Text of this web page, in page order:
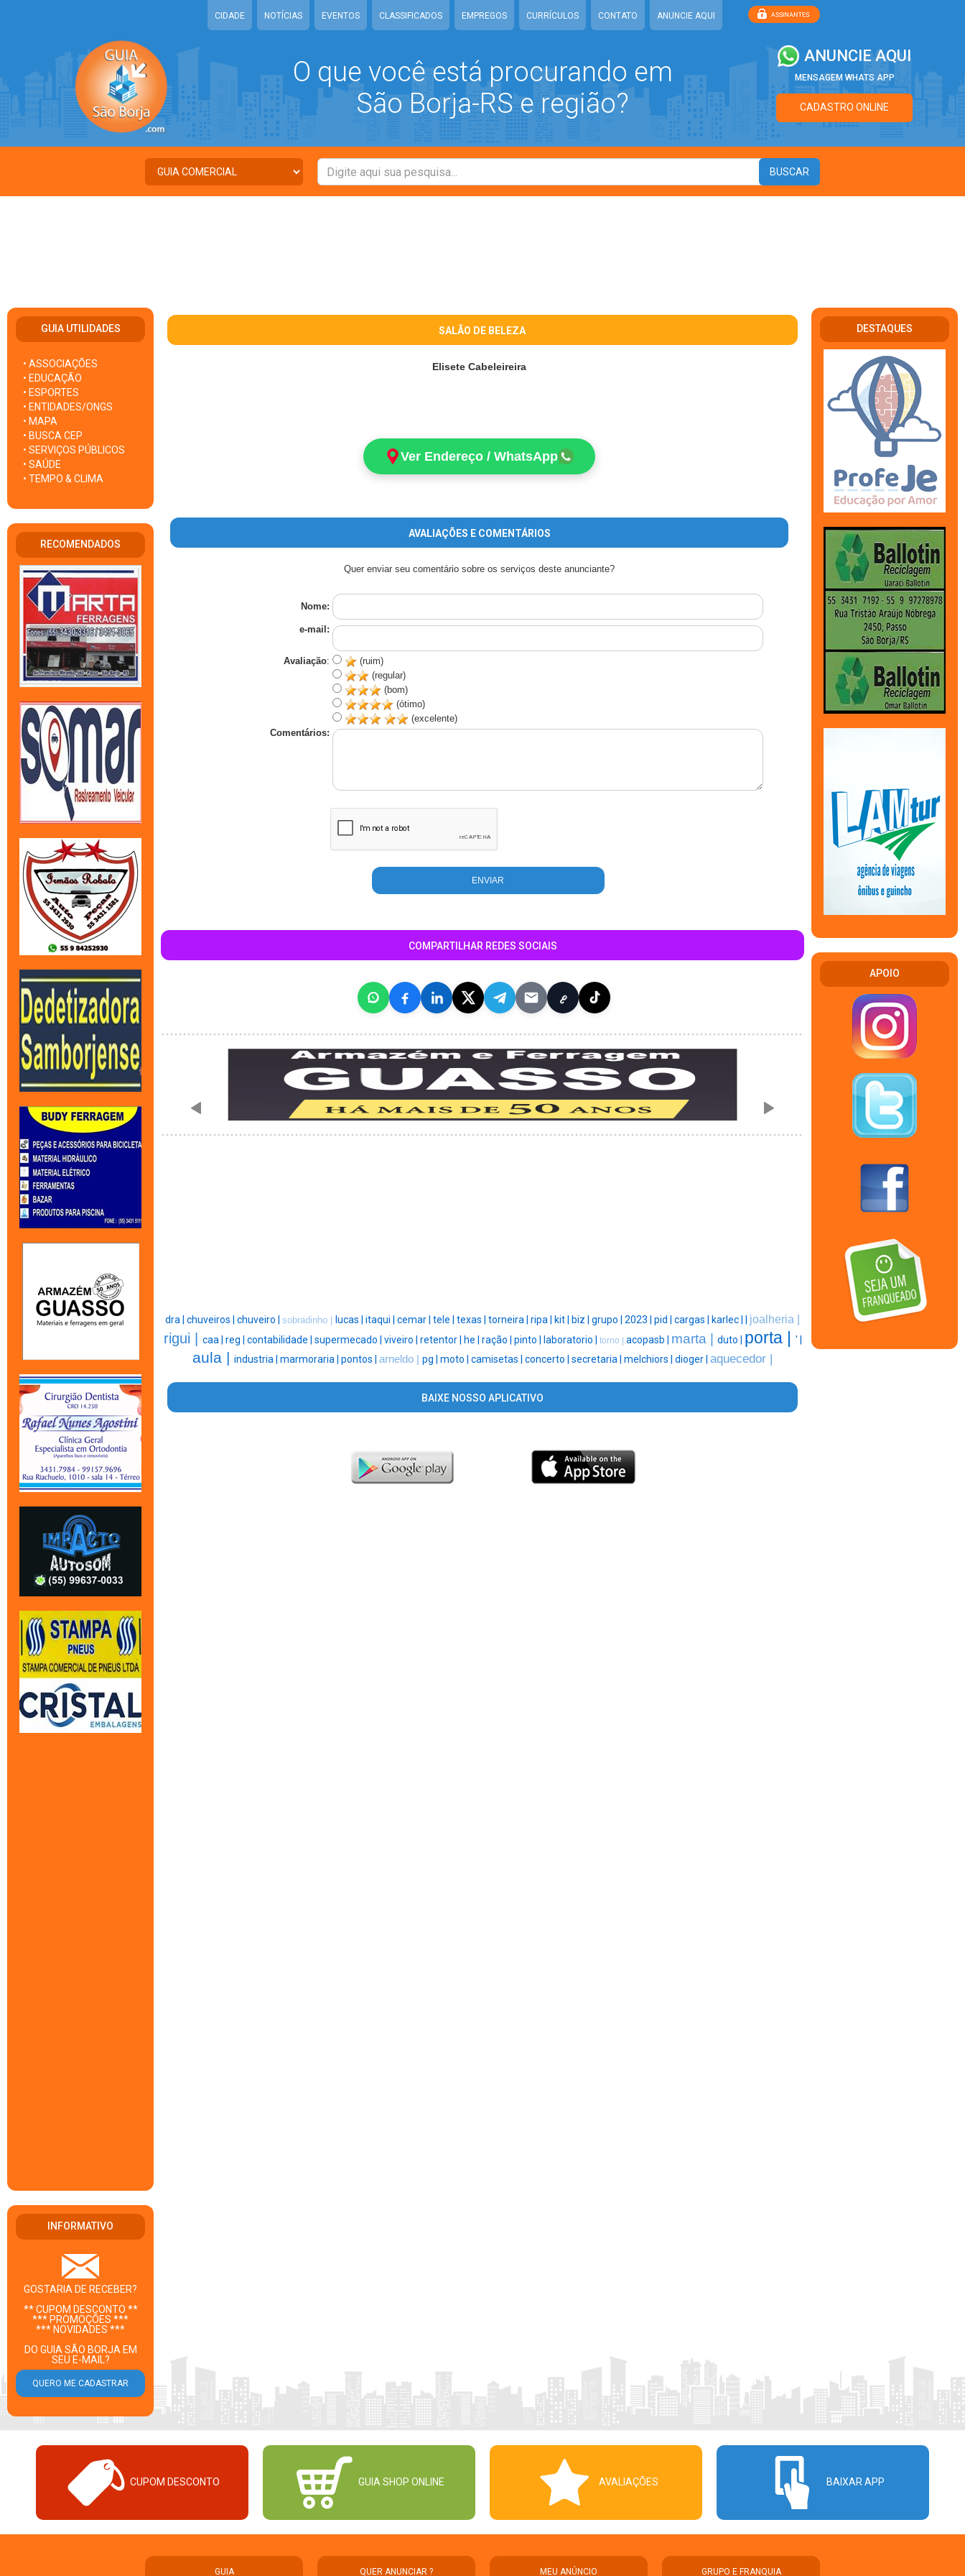
CIDADE NOTÍCIAS EVENTOS CLASSIFICADOS EMPREGOS CURRÍCULOS CONTATO ANUNCIE AQUI
O que você está procurando em
São Borja-RS e região?
ANUNCIE AQUI
MENSAGEM WHATS APP
CADASTRO ONLINE
GUIA UTILIDADES
• ASSOCIAÇÕES
• EDUCAÇÃO
• ESPORTES
• ENTIDADES/ONGS
• MAPA
• BUSCA CEP
• SERVIÇOS PÚBLICOS
• SAÚDE
• TEMPO & CLIMA
RECOMENDADOS
INFORMATIVO
GOSTARIA DE RECEBER?
** CUPOM DESCONTO **
*** PROMOÇÕES ***
*** NOVIDADES ***
DO GUIA SÃO BORJA EM
SEU E-MAIL?
SALÃO DE BELEZA
Elisete Cabeleireira
Ver Endereço / WhatsApp
AVALIAÇÕES E COMENTÁRIOS
Quer enviar seu comentário sobre os serviços deste anunciante?
Nome:
e-mail:
Avaliação:
(ruim)
(regular)
(bom)
(ótimo)
(excelente)
Comentários:
COMPARTILHAR REDES SOCIAIS
dra | chuveiros | chuveiro | sobradinho | lucas | itaqui | cemar | tele | texas | torneira | ripa | kit | biz | grupo | 2023 | pid | cargas | karlec | joalheria |
rigui | caa | reg | contabilidade | supermecado | viveiro | retentor | he | ração | pinto | laboratorio | torno | acopasb | marta | duto | porta | ' |
aula | industria | marmoraria | pontos | arneldo | pg | moto | camisetas | concerto | secretaria | melchiors | dioger | aquecedor |
BAIXE NOSSO APLICATIVO
DESTAQUES
APOIO
CUPOM DESCONTO GUIA SHOP ONLINE AVALIAÇÕES BAIXAR APP
GUIA QUER ANUNCIAR ? MEU ANÚNCIO GRUPO E FRANQUIA